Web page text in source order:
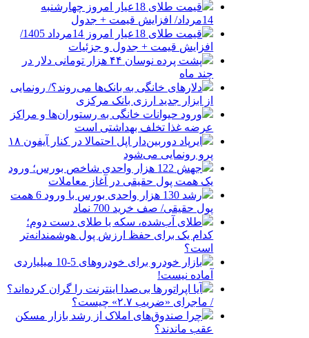
قیمت طلای 18عیار امروز چهارشنبه
14مرداد/ افزایش قیمت + جدول
قیمت طلای 18عیار امروز 14مرداد 1405/
افزایش قیمت + جدول و جزئیات
پشت پرده نوسان ۴۴ هزار تومانی دلار در
چند ماه
دلارهای خانگی به بانک‌ها می‌روند؟/ رونمایی
از ابزار جدید ارزی بانک مرکزی
ورود حیوانات خانگی به رستوران‌ها و مراکز
عرضه غذا تخلف بهداشتی است
ایرپاد دوربین‌دار اپل احتمالا در کنار آیفون ۱۸
پرو رونمایی می‌شود
جهش 122 هزار واحدی شاخص بورس؛ ورود
یک همت پول حقیقی در آغاز معاملات
رشد 130 هزار واحدی بورس با ورود 6 همت
پول حقیقی/ صف خرید 700 نماد
طلای آب‌شده، سکه یا طلای دست دوم؛
کدام یک برای حفظ ارزش پول هوشمندانه‌تر
است؟
بازار خودرو برای خودروهای 5-10 میلیاردی
آماده نیست!
آیا اپراتورها بی‌صدا اینترنت را گران کرده‌اند؟
/ ماجرای «ضریب ۲.۷» چیست؟
چرا صندوق‌های املاک از رشد بازار مسکن
عقب ماندند؟